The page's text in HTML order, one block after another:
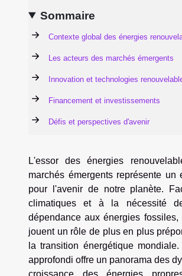
Sommaire
Contexte global des énergies
Les acteurs des marchés émergents
Innovation et technologies
Financement et investissements
Défis et perspectives d'avenir
L'essor des énergies
marchés émergents représente un
pour l'avenir de notre planète.
climatiques et à la nécessité
dépendance aux énergies fossiles,
jouent un rôle de plus en plus
la transition énergétique
approfondi offre un panorama des
croissance des énergies